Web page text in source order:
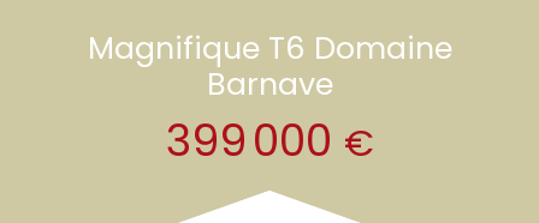
Magnifique T6 Domaine
Barnave
399 000 €